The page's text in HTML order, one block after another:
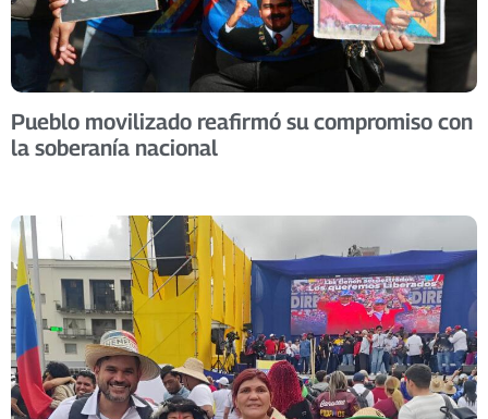
Pueblo movilizado reafirmó su compromiso con
la soberanía nacional